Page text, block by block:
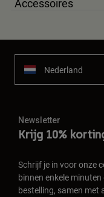
Accessoires
Nederland
Newsletter
Krijg 10%
Schrijf je in voor onze
binnen enkele
bestelling, samen met